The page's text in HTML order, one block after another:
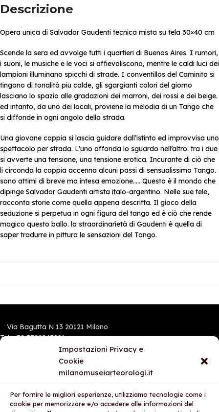
Impostazioni Privacy e
Cookie
milanomuseiarteorologi.it
Per fornire le migliori esperienze, utilizziamo tecnologie come i
cookie per memorizzare e/o accedere alle informazioni del
Descrizione
Opera unica di Salvador Gaudenti tecnica mista su tela 30×40 cm
Scende la sera ed avvolge tutti i quartieri di Buenos Aires. I rumori,
i suoni, le musiche e le voci si affievoliscono, mentre le caldi luci dei
lampioni illuminano spicchi di strade. I conventillos del Caminito si
tingono di tonalità piu calde, gli sgargianti colori del giorno
lasciano lo spazio alle gradazioni dei marroni, dei rossi e dei beige.
ed intanto, da uno dei locali, proviene la melodia di un Tango che
si diffonde in ogni angolo della strada.
Una giovane coppia si lascia guidare dall’istinto ed improvvisa uno
spettacolo per strada. L’uno affonda lo sguardo nell’altro: tra i due
si avverte una tensione, una tensione erotica. Incurante di ciò che
li circonda la coppia accenna alcuni passi di sensualissimo Tango.
sono attimi di breve ma intesa emozione….. Questo è il mondo che
dipinge Salvador Gaudenti artista italo-argentino. Nelle sue tele,
racconta storie come quella appena descritta. Il gioco della
seduzione si perpetua in ogni figura del tango ed è ciò che rende
magico questo ballo. la straordinarietà di Gaudenti è quella di
saper tradurre in pittura le sensazioni del Tango.
Via Bagutta N.13 20121 Milano
Tel.:+39 3792845891
Mobile e Whatsapp: 3792845891
I NOSTRI STORES
AREA LEGALE